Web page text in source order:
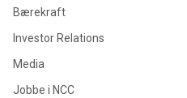
Bærekraft
Investor Relations
Media
Jobbe i NCC